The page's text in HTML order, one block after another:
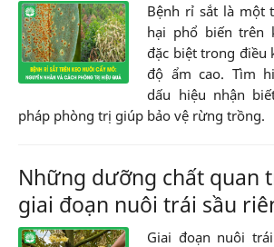
Bệnh rỉ sắt là một
hại phổ biến trên
đặc biệt trong điều
độ ẩm cao. Tìm
dấu hiệu nhận
pháp phòng trị giúp bảo vệ rừng trồng.
Những dưỡng chất quan
giai đoạn nuôi trái sầu
Giai đoạn nuôi